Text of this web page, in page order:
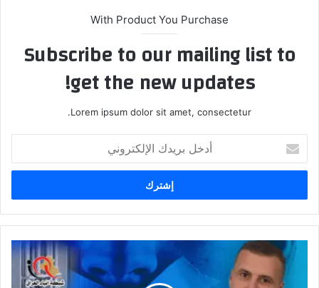
With Product You Purchase
Subscribe to our mailing list to
get the new updates!
Lorem ipsum dolor sit amet, consectetur.
بريدك
الإلكتروني
نص